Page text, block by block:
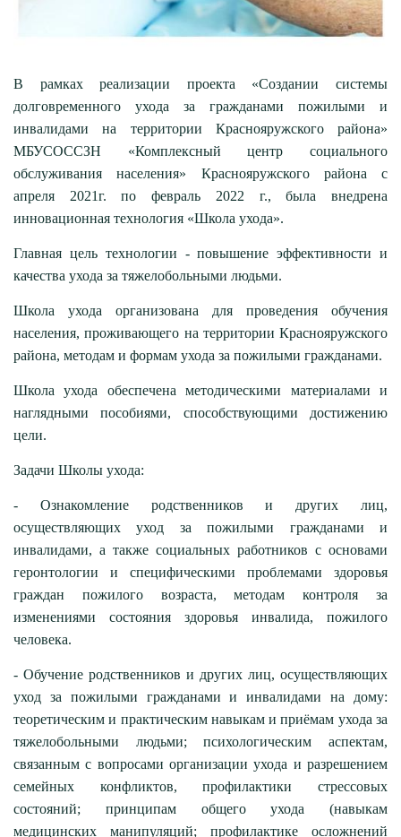
В рамках реализации проекта «Создании системы
долговременного ухода за гражданами пожилыми и
инвалидами на территории Краснояружского района»
МБУСОССЗН «Комплексный центр социального
обслуживания населения» Краснояружского района с
апреля 2021г. по февраль 2022 г., была внедрена
инновационная технология «Школа ухода».
Главная цель технологии - повышение эффективности и
качества ухода за тяжелобольными людьми.
Школа ухода организована для проведения обучения
населения, проживающего на территории Краснояружского
района, методам и формам ухода за пожилыми гражданами.
Школа ухода обеспечена методическими материалами и
наглядными пособиями, способствующими достижению
цели.
Задачи Школы ухода:
- Ознакомление родственников и других лиц,
осуществляющих уход за пожилыми гражданами и
инвалидами, а также социальных работников с основами
геронтологии и специфическими проблемами здоровья
граждан пожилого возраста, методам контроля за
изменениями состояния здоровья инвалида, пожилого
человека.
- Обучение родственников и других лиц, осуществляющих
уход за пожилыми гражданами и инвалидами на дому:
теоретическим и практическим навыкам и приёмам ухода за
тяжелобольными людьми; психологическим аспектам,
связанным с вопросами организации ухода и разрешением
семейных конфликтов, профилактики стрессовых
состояний; принципам общего ухода (навыкам
медицинских манипуляций; профилактике осложнений